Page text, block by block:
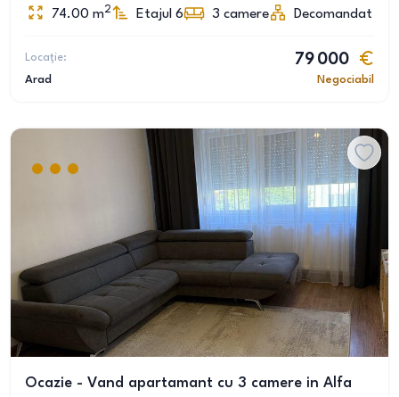
74.00 m2 Etajul 6 3 camere Decomandat
Locație:
Arad
79 000
Negociabil
Ocazie - Vand apartamant cu 3 camere in Alfa